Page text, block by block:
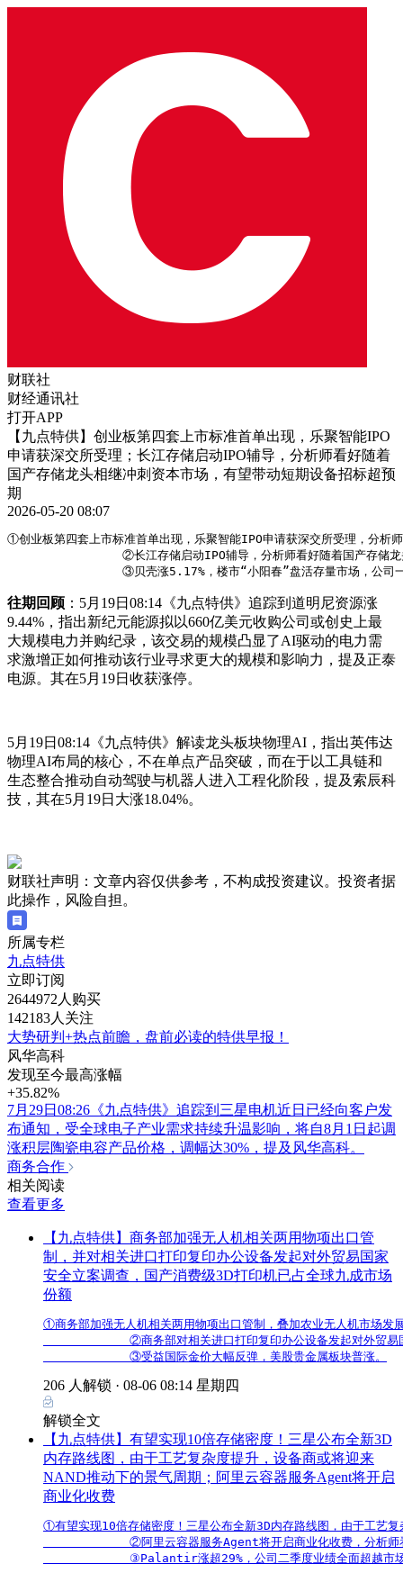
财联社
财经通讯社
打开APP
【九点特供】创业板第四套上市标准首单出现，乐聚智能IPO
申请获深交所受理；长江存储启动IPO辅导，分析师看好随着
国产存储龙头相继冲刺资本市场，有望带动短期设备招标超预
期
2026-05-20 08:07
①创业板第四套上市标准首单出现，乐聚智能IPO申请获深交所受理，分析
②长江存储启动IPO辅导，分析师看好随着国产存储龙
③贝壳涨5.17%，楼市“小阳春”盘活存量市场，公司
往期回顾 ：5月19日08:14《九点特供》追踪到道明尼资源涨
9.44%，指出新纪元能源拟以660亿美元收购公司或创史上最
大规模电力并购纪录，该交易的规模凸显了AI驱动的电力需
求激增正如何推动该行业寻求更大的规模和影响力，提及正泰
电源。其在5月19日收获涨停。
5月19日08:14《九点特供》解读龙头板块物理AI，指出英伟达
物理AI布局的核心，不在单点产品突破，而在于以工具链和
生态整合推动自动驾驶与机器人进入工程化阶段，提及索辰科
技，其在5月19日大涨18.04%。
财联社声明：文章内容仅供参考，不构成投资建议。投资者据
此操作，风险自担。
所属专栏
九点特供
立即订阅
2644972人购买
142183人关注
大势研判+热点前瞻，盘前必读的特供早报！
风华高科
发现至今最高涨幅
+35.82%
7月29日08:26《九点特供》追踪到三星电机近日已经向客户发
布通知，受全球电子产业需求持续升温影响，将自8月1日起调
涨积层陶瓷电容产品价格，调幅达30%，提及风华高科。
商务合作
相关阅读
查看更多
【九点特供】商务部加强无人机相关两用物项出口管
制，并对相关进口打印复印办公设备发起对外贸易国家
安全立案调查，国产消费级3D打印机已占全球九成市场
份额
①商务部加强无人机相关两用物项出口管制，叠加农业无人机市场发
②商务部对相关进口打印复印办公设备发起对外贸易
            ③受益国际金价大幅反弹，美股贵金属板块普涨。
206 人解锁 · 08-06 08:14 星期四
解锁全文
【九点特供】有望实现10倍存储密度！三星公布全新3D
内存路线图，由于工艺复杂度提升，设备商或将迎来
NAND推动下的景气周期；阿里云容器服务Agent将开启
商业化收费
①有望实现10倍存储密度！三星公布全新3D内存路线图，由于工艺复
②阿里云容器服务Agent将开启商业化收费，分析师
③Palantir涨超29%，公司二季度业绩全面超越市场